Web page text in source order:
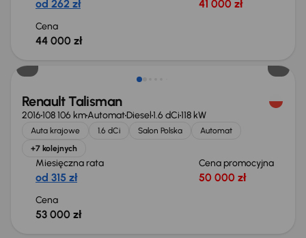
od 262 zł 41 000 zł
Cena
44 000 zł
Renault Talisman
2016108 106 kmAutomatDiesel1.6 dCi118 kW
Auta krajowe 1.6 dCi Salon Polska
Automat
+7 kolejnych
Miesięczna rata
od 315 zł
Cena promocyjna
50 000 zł
Cena
53 000 zł
Taniej o 2 000 zł